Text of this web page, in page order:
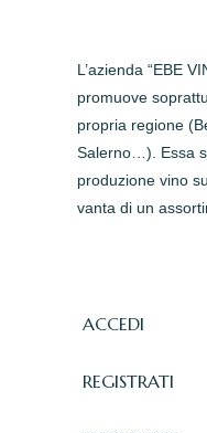
L’azienda “EBE
promuove
propria regione
Salerno…). Essa
produzione vino
vanta di un
ACCEDI
REGISTRATI